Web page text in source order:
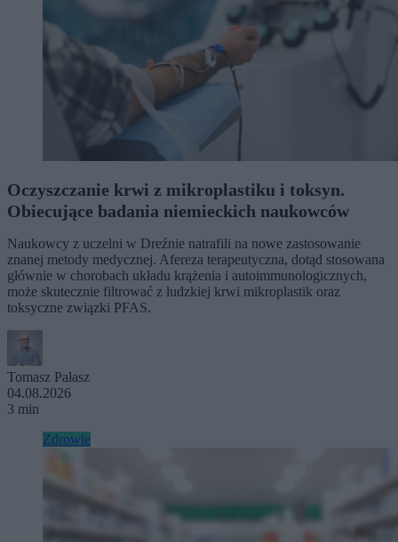
Oczyszczanie krwi z mikroplastiku i toksyn.
Obiecujące badania niemieckich naukowców
Naukowcy z uczelni w Dreźnie natrafili na nowe zastosowanie
znanej metody medycznej. Afereza terapeutyczna, dotąd stosowana
głównie w chorobach układu krążenia i autoimmunologicznych,
może skutecznie filtrować z ludzkiej krwi mikroplastik oraz
toksyczne związki PFAS.
Tomasz Pałasz
04.08.2026
3 min
Zdrowie